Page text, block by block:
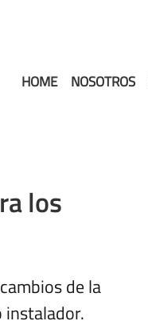
HOME NOSOTROS
los
de la
instalador.